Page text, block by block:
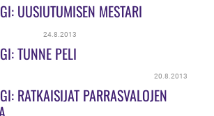
UUSIUTUMISEN MESTARI
24.8.2013
TUNNE PELI
20.8.2013
RATKAISIJAT PARRASVALOJEN